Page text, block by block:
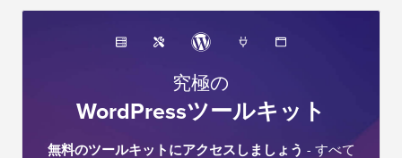
究極の
WordPressツールキット
無料のツールキットにアクセスしましょう - すべて